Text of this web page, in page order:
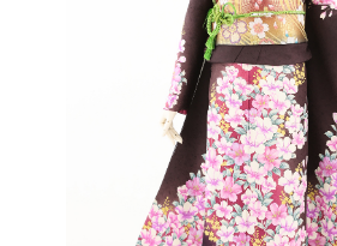
お問い合わせ・来